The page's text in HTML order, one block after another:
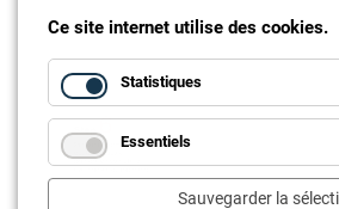
Ce site internet utilise des cookies.
Statistiques
Essentiels
Sauvegarder la